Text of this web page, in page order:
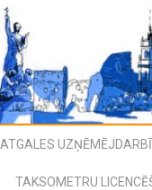
LATGALES
TAKSOMETRU